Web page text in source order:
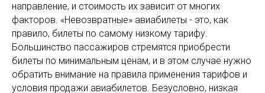
направление, и стоимость их зависит от многих
факторов. «Невозвратные» авиабилеты - это, как
правило, билеты по самому низкому тарифу.
Большинство пассажиров стремятся приобрести
билеты по минимальным ценам, и в этом случае нужно
обратить внимание на правила применения тарифов и
условия продажи авиабилетов. Безусловно, низкая